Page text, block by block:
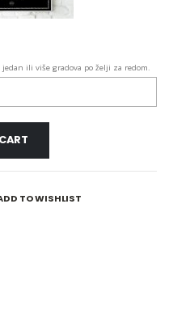
ili više gradova po želji za redom.
TO WISHLIST